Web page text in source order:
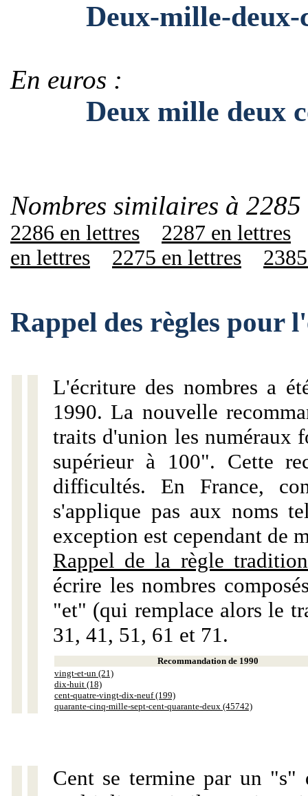
Deux-mille-deux-
En euros :
Deux mille deux
Nombres similaires à
2286 en lettres
2287 en lettres
en lettres
2275 en lettres
Rappel des règles pour
L'écriture des nombres a
1990. La nouvelle
traits d'union les numéraux
supérieur à 100". Cette
difficultés. En France,
s'applique pas aux noms
exception est cependant de
Rappel de la règle
écrire les nombres
"et" (qui remplace alors le
31, 41, 51, 61 et 71.
Recommandation de 1990
vingt-et-un (21)
dix-huit (18)
cent-quatre-vingt-dix-neuf (199)
quarante-cinq-mille-sept-cent-quarante-deux (45742)
Cent se termine par un "s"